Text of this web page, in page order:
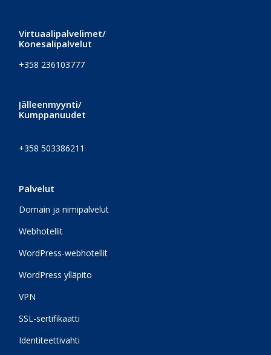
Virtuaalipalvelimet/
Konesalipalvelut
+358 236103777
Jälleenmyynti/
Kumppanuudet
+358 503386211
Palvelut
Domain ja nimipalvelut
Webhotellit
WordPress-webhotellit
WordPress ylläpito
VPN
SSL-sertifikaatti
Identiteettivahti